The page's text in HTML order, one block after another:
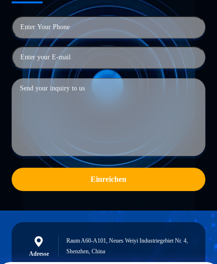
Einreichen
Adresse
Raum A60-A101, Neues Weiyi Industriegebiet Nr. 4,
Shenzhen, China